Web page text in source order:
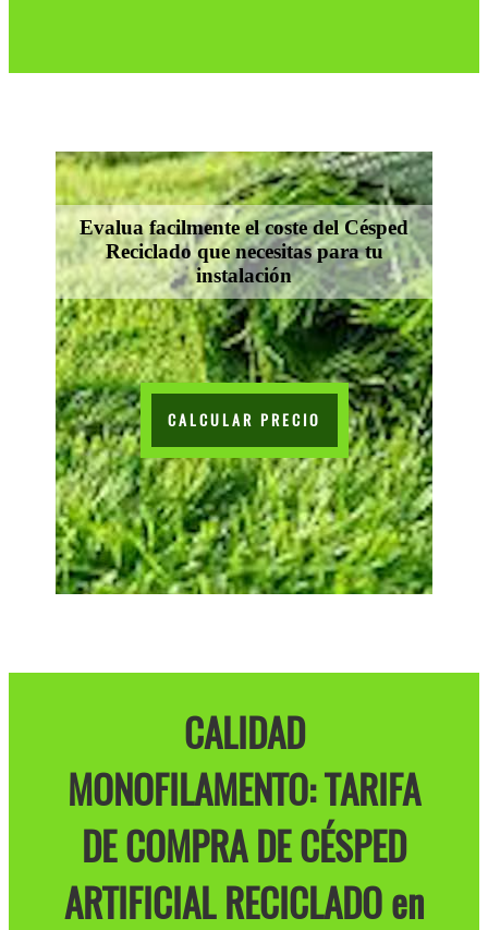
Evalua facilmente el coste del Césped
Reciclado que necesitas para tu
instalación
CALCULAR PRECIO
CALIDAD
MONOFILAMENTO: TARIFA
DE COMPRA DE CÉSPED
ARTIFICIAL RECICLADO en